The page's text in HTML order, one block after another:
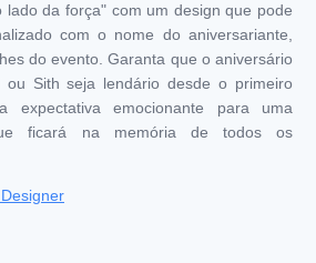
lado da força" com um design que pode
com o nome do aniversariante,
do evento. Garanta que o aniversário
Sith seja lendário desde o primeiro
expectativa emocionante para uma
ficará na memória de todos os